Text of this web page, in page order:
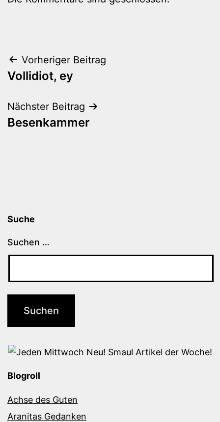
Beitragsnavigation
Vorheriger Beitrag
Vollidiot, ey
Nächster Beitrag
Besenkammer
Suche
Suchen …
Blogroll
Achse des Guten
Aranitas Gedanken